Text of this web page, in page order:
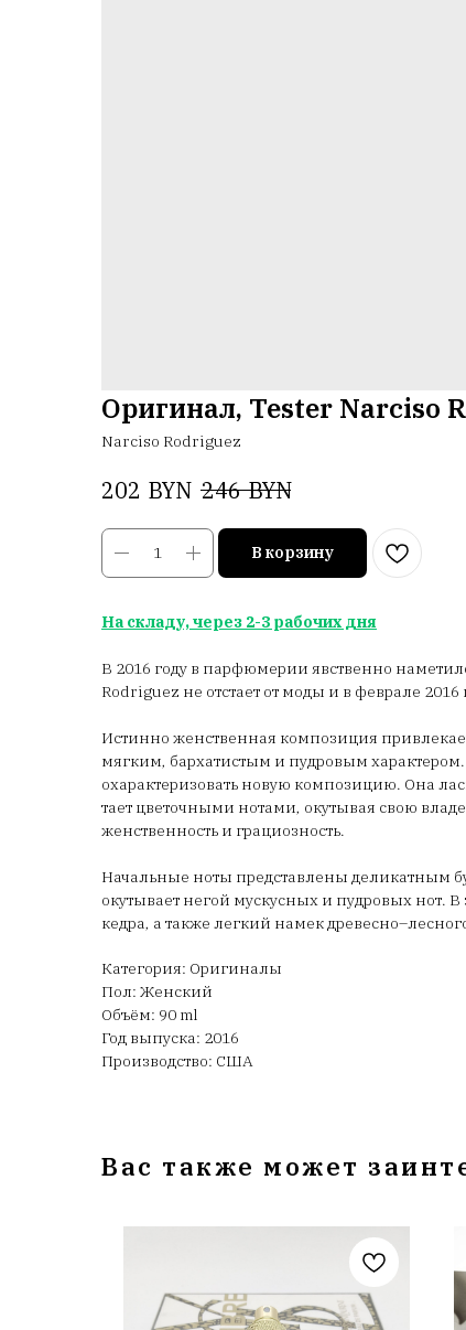
Оригинал, Tester Narciso
Narciso Rodriguez
202 BYN 246 BYN
В корзину
На складу, через 2-3 рабочих дня
В 2016 году в парфюмерии явственно
Rodriguez не отстает от моды и в феврале
Истинно женственная композиция
мягким, бархатистым и пудровым
охарактеризовать новую композицию. Она
тает цветочными нотами, окутывая свою
женственность и грациозность.
Начальные ноты представлены деликатным
окутывает негой мускусных и пудровых нот.
кедра, а также легкий намек
Категория: Оригиналы
Пол: Женский
Объём: 90 ml
Год выпуска: 2016
Производство: США
Вас также может